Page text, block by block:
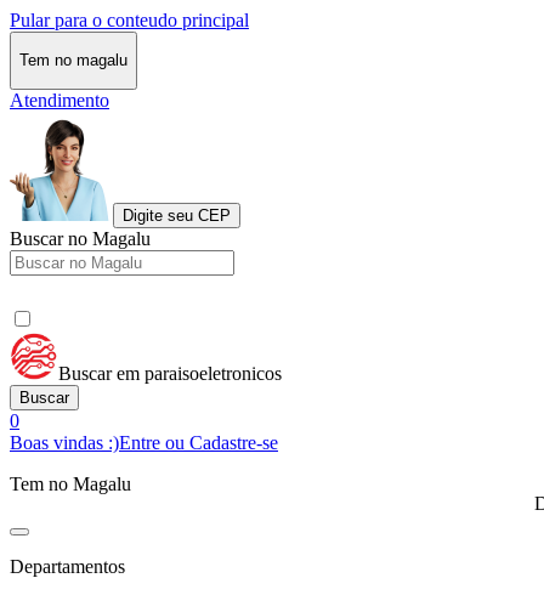
Pular para o conteudo principal
Tem no magalu
Atendimento
Digite seu CEP
Buscar no Magalu
Buscar em paraisoeletronicos
Buscar
0
Boas vindas :)Entre ou Cadastre-se
Tem no Magalu
Departamentos